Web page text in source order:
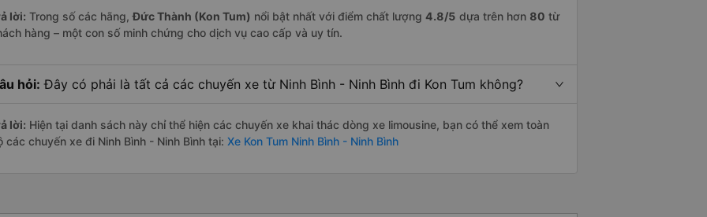
lời: Trong số các hãng,Đức Thành (Kon Tum) nổi bật nhất với điểm chất lượng 4.8/5 dựa trên hơn 80 từ
hàng – một con số minh chứng cho dịch vụ cao cấp và uy tín.
hỏi: Đây có phải là tất cả các chuyến xe từ Ninh Bình - Ninh Bình đi Kon Tum không?
lời: Hiện tại danh sách này chỉ thể hiện các chuyến xe khai thác dòng xe limousine, bạn có thể xem toàn
các chuyến xe đi Ninh Bình - Ninh Bình tại: Xe Kon Tum Ninh Bình - Ninh Bình